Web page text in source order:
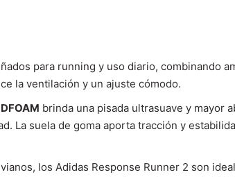
para running y uso diario, combinando
la ventilación y un ajuste cómodo.
brinda una pisada ultrasuave y mayor
La suela de goma aporta tracción y
los Adidas Response Runner 2 son